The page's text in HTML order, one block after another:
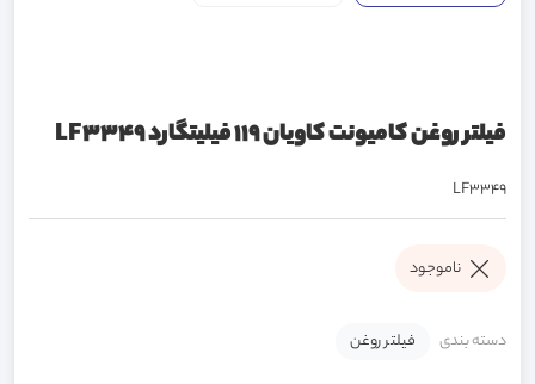
فیلتر روغن کامیونت کاویان 119 فیلیتگارد LF3349
LF3349
ناموجود
دسته بندی فیلتر روغن